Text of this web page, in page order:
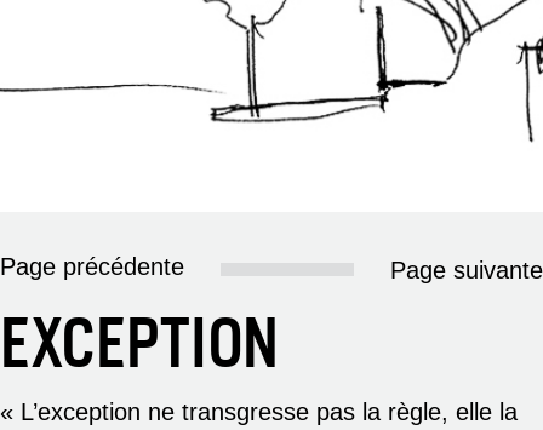
Page précédente Page suivante
EXCEPTION
« L’exception ne transgresse pas la règle, elle la